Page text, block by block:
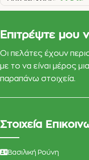
Επιτρέψτε μου
Οι πελάτες έχουν
με το να είναι μέρος
παραπάνω στοιχεία.
Στοιχεία
Βασιλική Ρούνη